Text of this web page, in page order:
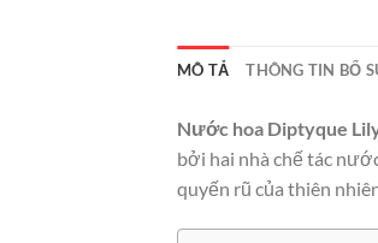
MÔ TẢ THÔNG TIN BỔ
Nước hoa Diptyque
bởi hai nhà chế tác
quyến rũ của thiên